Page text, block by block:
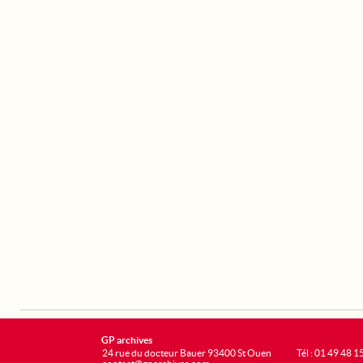
GP archives
24 rue du docteur Bauer 93400 St Ouen
Tél : 01 49 48